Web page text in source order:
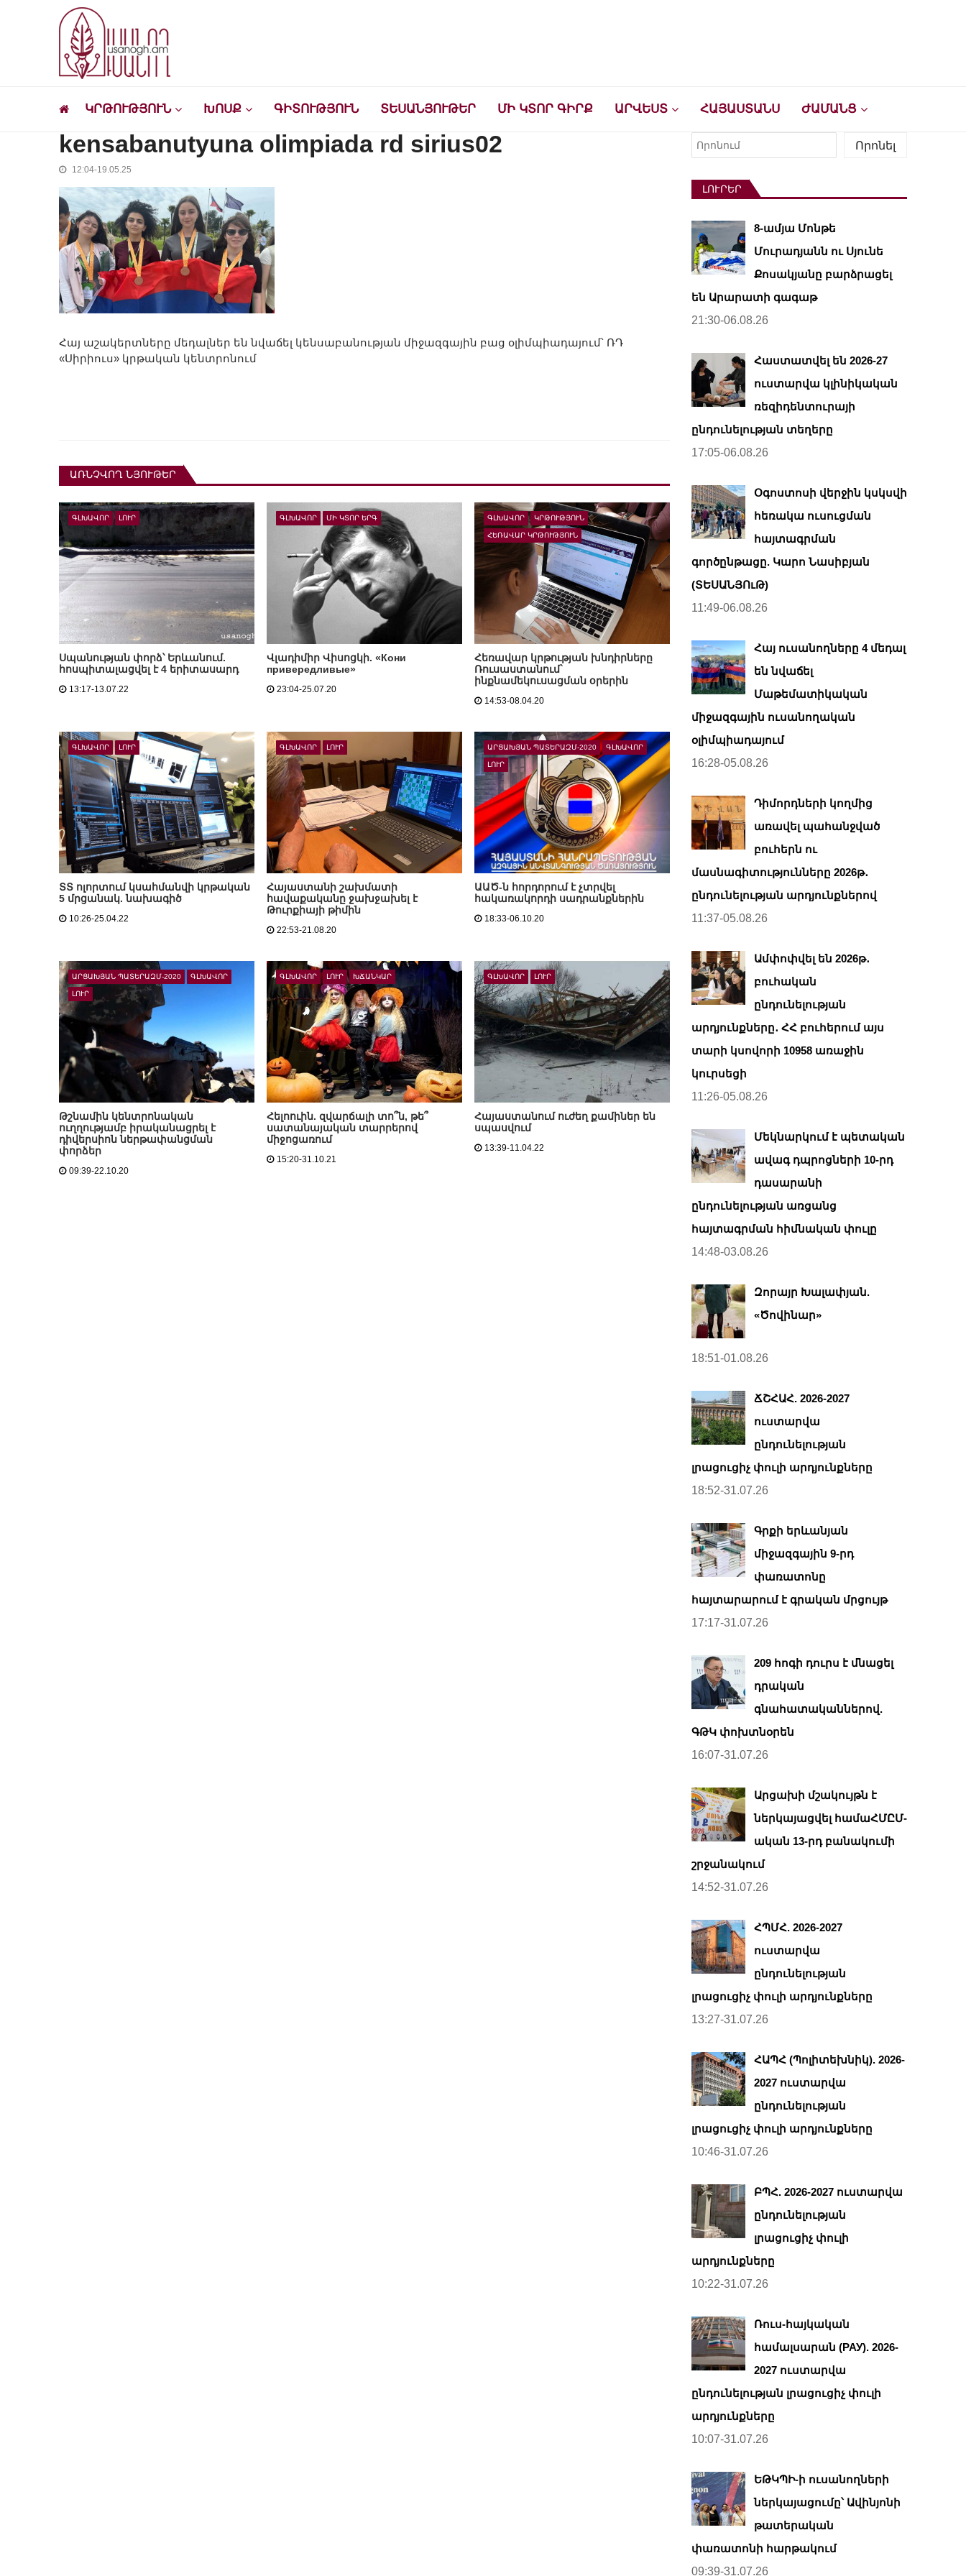
ԿՐԹՈՒԹՅՈՒՆ ԽՈՍՔ ԳԻՏՈՒԹՅՈՒՆ ՏԵՍԱՆՅՈՒԹԵՐ ՄԻ ԿՏՈՐ ԳԻՐՔ ԱՐՎԵՍՏ ՀԱՅԱՍՏԱՆՍ ԺԱՄԱՆՑ
kensabanutyuna olimpiada rd sirius02
12:04-19.05.25
Հայ աշակերտները մեդալներ են նվաճել կենսաբանության միջազգային բաց օլիմպիադայում՝ ՌԴ
«Սիրիուս» կրթական կենտրոնում
ԱՌՆՉՎՈՂ ՆՅՈՒԹԵՐ
ԳԼԽԱՎՈՐ ԼՈՒՐ
Սպանության փորձ՝ Երևանում.
հոսպիտալացվել է 4 երիտասարդ
13:17-13.07.22
ԳԼԽԱՎՈՐ ՄԻ ԿՏՈՐ ԵՐԳ
Վլադիմիր Վիսոցկի. «Кони
привередливые»
23:04-25.07.20
ԳԼԽԱՎՈՐ ԿՐԹՈՒԹՅՈՒՆ
ՀԵՌԱՎԱՐ ԿՐԹՈՒԹՅՈՒՆ
Հեռավար կրթության խնդիրները
Ռուսաստանում`
ինքնամեկուսացման օրերին
14:53-08.04.20
ԳԼԽԱՎՈՐ ԼՈՒՐ
ՏՏ ոլորտում կսահմանվի կրթական
5 մրցանակ. նախագիծ
10:26-25.04.22
ԳԼԽԱՎՈՐ ԼՈՒՐ
Հայաստանի շախմատի
հավաքականը ջախջախել է
Թուրքիայի թիմին
22:53-21.08.20
ԱՐՑԱԽՅԱՆ ՊԱՏԵՐԱԶՄ-2020 ԳԼԽԱՎՈՐ
ԼՈՒՐ
ԱԱԾ-ն հորդորում է չտրվել
հակառակորդի սադրանքներին
18:33-06.10.20
ԱՐՑԱԽՅԱՆ ՊԱՏԵՐԱԶՄ-2020 ԳԼԽԱՎՈՐ
ԼՈՒՐ
Թշնամին կենտրոնական
ուղղությամբ իրականացրել է
դիվերսիոն ներթափանցման
փորձեր
09:39-22.10.20
ԳԼԽԱՎՈՐ ԼՈՒՐ ԽՃԱՆԿԱՐ
Հելոուին. զվարճալի տո՞ն, թե՞
սատանայական տարրերով
միջոցառում
15:20-31.10.21
ԳԼԽԱՎՈՐ ԼՈՒՐ
Հայաստանում ուժեղ քամիներ են
սպասվում
13:39-11.04.22
Որոնել
Որոնել
ԼՈՒՐԵՐ
8-ամյա Մոնթե
Մուրադյանն ու Սյունե
Քոսակյանը բարձրացել
են Արարատի գագաթ
21:30-06.08.26
Հաստատվել են 2026-27
ուստարվա կլինիկական
ռեզիդենտուրայի
ընդունելության տեղերը
17:05-06.08.26
Օգոստոսի վերջին կսկսվի
հեռակա ուսուցման
հայտագրման
գործընթացը. Կարո Նասիբյան
(ՏԵՍԱՆՅՈւԹ)
11:49-06.08.26
Հայ ուսանողները 4 մեդալ
են նվաճել
Մաթեմատիկական
միջազգային ուսանողական
օլիմպիադայում
16:28-05.08.26
Դիմորդների կողմից
առավել պահանջված
բուհերն ու
մասնագիտությունները 2026թ․
ընդունելության արդյունքներով
11:37-05.08.26
Ամփոփվել են 2026թ․
բուհական
ընդունելության
արդյունքները․ ՀՀ բուհերում այս
տարի կսովորի 10958 առաջին
կուրսեցի
11:26-05.08.26
Մեկնարկում է պետական
ավագ դպրոցների 10-րդ
դասարանի
ընդունելության առցանց
հայտագրման հիմնական փուլը
14:48-03.08.26
Զորայր Խալափյան.
«Ծովինար»
18:51-01.08.26
ՃՇՀԱՀ. 2026-2027
ուստարվա
ընդունելության
լրացուցիչ փուլի արդյունքները
18:52-31.07.26
Գրքի երևանյան
միջազգային 9-րդ
փառատոնը
հայտարարում է գրական մրցույթ
17:17-31.07.26
209 հոգի դուրս է մնացել
դրական
գնահատականներով.
ԳԹԿ փոխտնօրեն
16:07-31.07.26
Արցախի մշակույթն է
ներկայացվել համաՀՄԸՄ-
ական 13-րդ բանակումի
շրջանակում
14:52-31.07.26
ՀՊՄՀ. 2026-2027
ուստարվա
ընդունելության
լրացուցիչ փուլի արդյունքները
13:27-31.07.26
ՀԱՊՀ (Պոլիտեխնիկ). 2026-
2027 ուստարվա
ընդունելության
լրացուցիչ փուլի արդյունքները
10:46-31.07.26
ԲՊՀ. 2026-2027 ուստարվա
ընդունելության
լրացուցիչ փուլի
արդյունքները
10:22-31.07.26
Ռուս-հայկական
համալսարան (РАУ). 2026-
2027 ուստարվա
ընդունելության լրացուցիչ փուլի
արդյունքները
10:07-31.07.26
ԵԹԿՊԻ-ի ուսանողների
ներկայացումը՝ Ավինյոնի
թատերական
փառատոնի հարթակում
09:39-31.07.26